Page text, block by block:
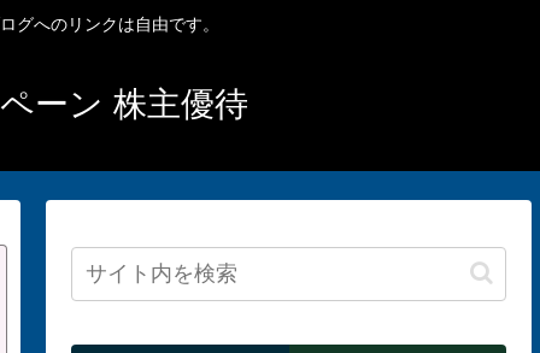
グへのリンクは自由です。
ーン 株主優待